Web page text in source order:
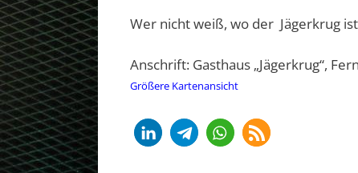
Wer nicht weiß, wo der Jägerkrug
Anschrift: Gasthaus „Jägerkrug“,
Größere Kartenansicht